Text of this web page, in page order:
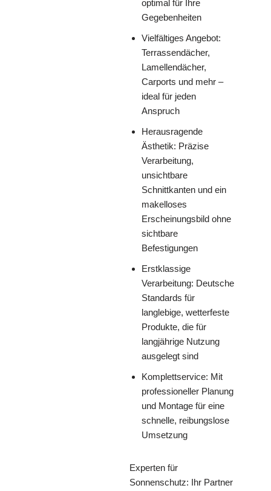
optimal für Ihre
Gegebenheiten
Vielfältiges Angebot:
Terrassendächer,
Lamellendächer,
Carports und mehr –
ideal für jeden
Anspruch
Herausragende
Ästhetik: Präzise
Verarbeitung,
unsichtbare
Schnittkanten und ein
makelloses
Erscheinungsbild ohne
sichtbare
Befestigungen
Erstklassige
Verarbeitung: Deutsche
Standards für
langlebige, wetterfeste
Produkte, die für
langjährige Nutzung
ausgelegt sind
Komplettservice: Mit
professioneller Planung
und Montage für eine
schnelle, reibungslose
Umsetzung
Experten für
Sonnenschutz: Ihr Partner